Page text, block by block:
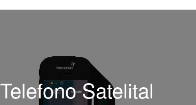
Telefono Satelital